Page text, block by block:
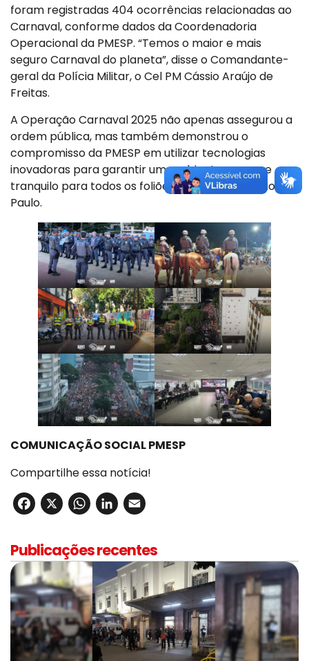
foram registradas 404 ocorrências relacionadas ao
Carnaval, conforme dados da Coordenadoria
Operacional da PMESP. “Temos o maior e mais
seguro Carnaval do planeta”, disse o Comandante-
geral da Polícia Militar, o Cel PM Cássio Araújo de
Freitas.
A Operação Carnaval 2025 não apenas assegurou a
ordem pública, mas também demonstrou o
compromisso da PMESP em utilizar tecnologias
inovadoras para garantir um ambiente seguro e
tranquilo para todos os foliões e cidadãos de São
Paulo.
COMUNICAÇÃO SOCIAL PMESP
Compartilhe essa notícia!
Facebook
X WhatsApp
LinkedIn
Publicações recentes